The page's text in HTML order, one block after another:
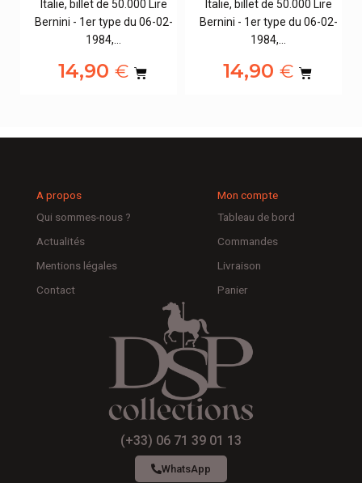
Italie, billet de 50.000 Lire
Bernini - 1er type du 06-02-
1984,…
14,90 €
Italie, billet de 50.000 Lire
Bernini - 1er type du 06-02-
1984,…
14,90 €
A propos
Qui sommes-nous ?
Actualités
Mentions légales
Contact
Mon compte
Tableau de bord
Commandes
Livraison
Panier
(+33) 06 71 39 01 13
WhatsApp